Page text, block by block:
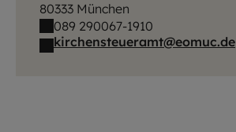
80333 München
089 290067-1910
kirchensteueramt@eomuc.de